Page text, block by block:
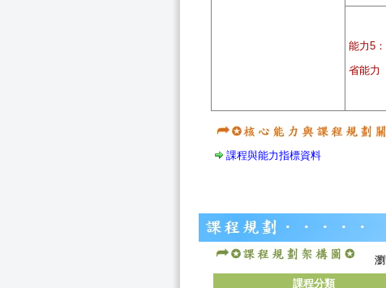
能力5
省能力
課程與能力指標資料
課程分類